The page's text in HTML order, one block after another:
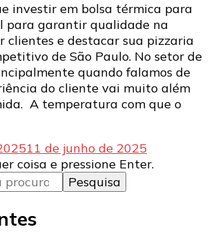
investir em bolsa térmica para
para garantir qualidade na
clientes e destacar sua pizzaria
de São Paulo. No setor de
quando falamos de
do cliente vai muito além
A temperatura com que o
11 de junho de 2025
coisa e pressione Enter.